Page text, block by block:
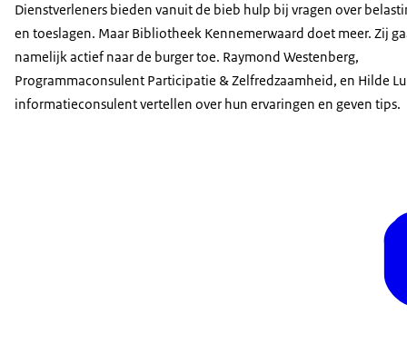
Dienstverleners bieden vanuit de bieb hulp bij vragen over
en toeslagen. Maar Bibliotheek Kennemerwaard doet meer. Zij
namelijk actief naar de burger toe. Raymond Westenberg,
Programmaconsulent Participatie & Zelfredzaamheid, en Hilde
informatieconsulent vertellen over hun ervaringen en geven tips.